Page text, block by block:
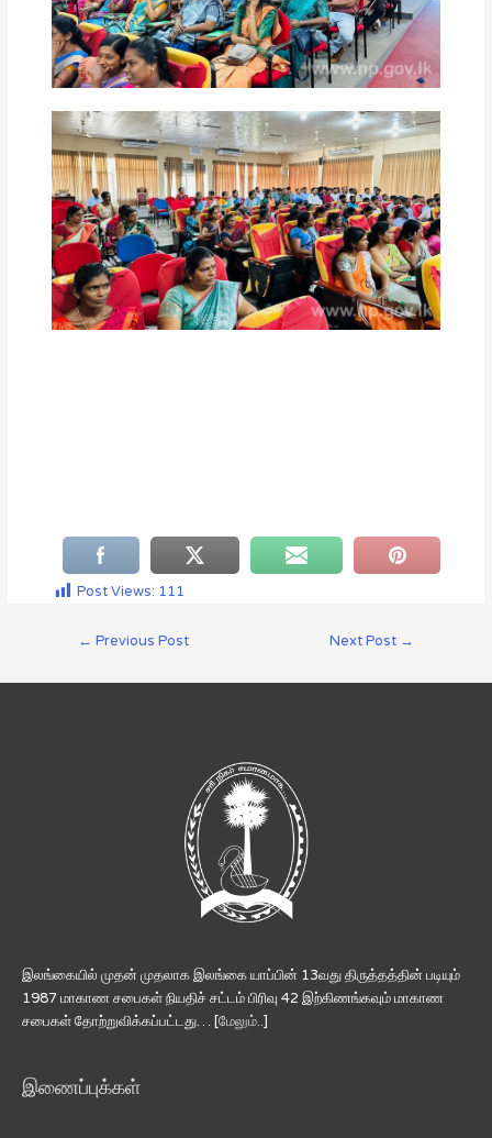
Post Views: 111
← Previous Post Next Post →
இலங்கையில் முதன் முதலாக இலங்கை யாப்பின் 13வது திருத்தத்தின் படியும்
1987 மாகாண சபைகள் நியதிச் சட்டம் பிரிவு 42 இற்கிணங்கவும் மாகாண
சபைகள் தோற்றுவிக்கப்பட்டது… [மேலும்..]
இணைப்புக்கள்